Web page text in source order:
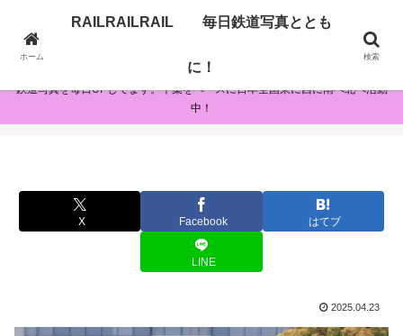
RAILRAILRAIL 毎日鉄道写真とともに！
鉄道写真を毎日UPしてます。千葉をベースに日本全国東に西に南へ北へ活動
中！
X Facebook はてブ
LINE
2025.04.23
ホーム
RAILRAILRAIL 毎日鉄道写真ととも
に！
検索